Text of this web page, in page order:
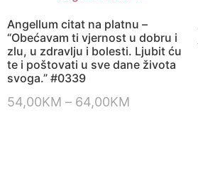
Angellum citat na platnu –
“Obećavam ti vjernost u dobru i
zlu, u zdravlju i bolesti. Ljubit ću
te i poštovati u sve dane života
svoga.” #0339
54,00KM – 64,00KM